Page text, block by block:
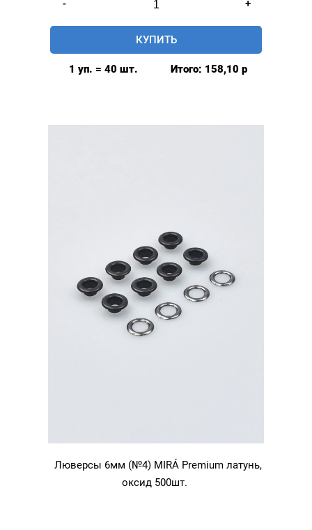
-
товара
Люверсы
6мм
+
КУПИТЬ
1 уп. = 40 шт. Итого: 158,10 р
Люверсы 6мм (№4) MIRÁ Premium латунь,
оксид 500шт.